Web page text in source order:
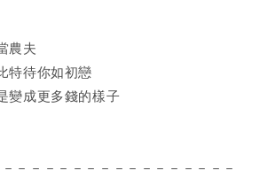
農夫
特待你如初戀
變成更多錢的樣子
－－－－－－－－－－－－－－－－